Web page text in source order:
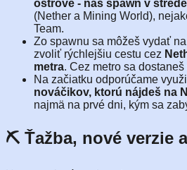
ostrove - náš spawn v
(Nether a Mining World),
Team.
Zo spawnu sa môžeš vydať
zvoliť rýchlejšiu cestu cez
metra. Cez metro sa
Na začiatku odporúčame
nováčikov, ktorú nájdeš na
najmä na prvé dni, kým sa
⛏ Ťažba, nové verzie